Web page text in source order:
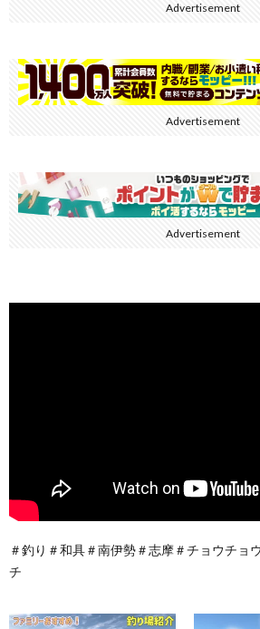
Advertisement
Advertisement
Advertisement
＃釣り＃和具＃南伊勢＃志摩＃チョウチョ
チ